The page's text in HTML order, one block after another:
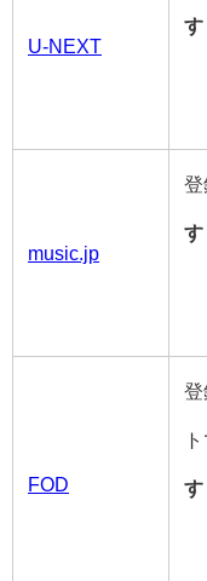
U-NEXT
す
music.jp
登
す
FOD
登
す